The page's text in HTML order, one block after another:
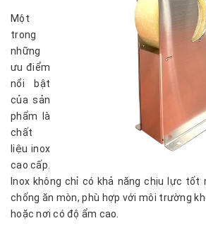
Một
trong
những
ưu điểm
nổi bật
của sản
phẩm là
chất
liệu inox
cao cấp.
Inox không chỉ có khả năng chịu lực tốt
chống ăn mòn, phù hợp với môi trường
hoặc nơi có độ ẩm cao.